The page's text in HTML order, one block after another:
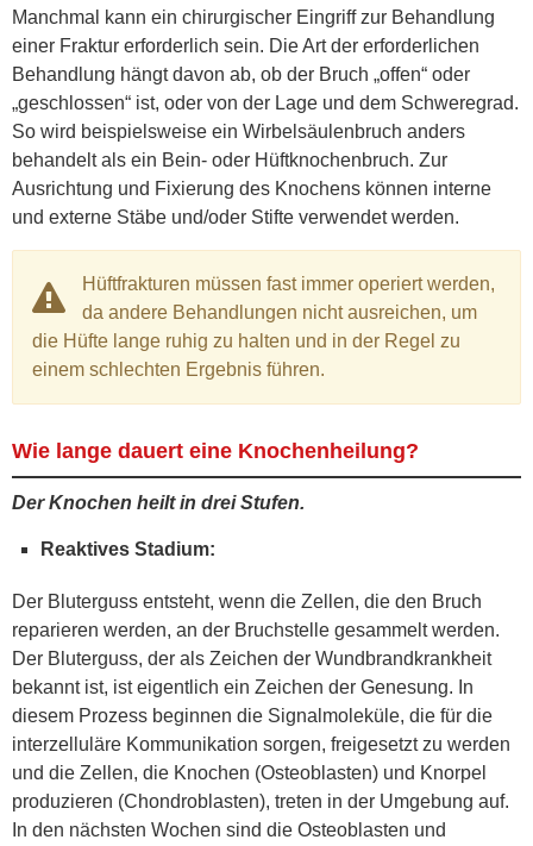
Manchmal kann ein chirurgischer Eingriff zur Behandlung
einer Fraktur erforderlich sein. Die Art der erforderlichen
Behandlung hängt davon ab, ob der Bruch „offen“ oder
„geschlossen“ ist, oder von der Lage und dem Schweregrad.
So wird beispielsweise ein Wirbelsäulenbruch anders
behandelt als ein Bein- oder Hüftknochenbruch. Zur
Ausrichtung und Fixierung des Knochens können interne
und externe Stäbe und/oder Stifte verwendet werden.
Hüftfrakturen müssen fast immer operiert werden,
da andere Behandlungen nicht ausreichen, um
die Hüfte lange ruhig zu halten und in der Regel zu
einem schlechten Ergebnis führen.
Wie lange dauert eine Knochenheilung?
Der Knochen heilt in drei Stufen.
Reaktives Stadium:
Der Bluterguss entsteht, wenn die Zellen, die den Bruch
reparieren werden, an der Bruchstelle gesammelt werden.
Der Bluterguss, der als Zeichen der Wundbrandkrankheit
bekannt ist, ist eigentlich ein Zeichen der Genesung. In
diesem Prozess beginnen die Signalmoleküle, die für die
interzelluläre Kommunikation sorgen, freigesetzt zu werden
und die Zellen, die Knochen (Osteoblasten) und Knorpel
produzieren (Chondroblasten), treten in der Umgebung auf.
In den nächsten Wochen sind die Osteoblasten und